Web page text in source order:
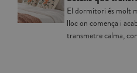
El dormitori és molt
lloc on comença i
transmetre calma,